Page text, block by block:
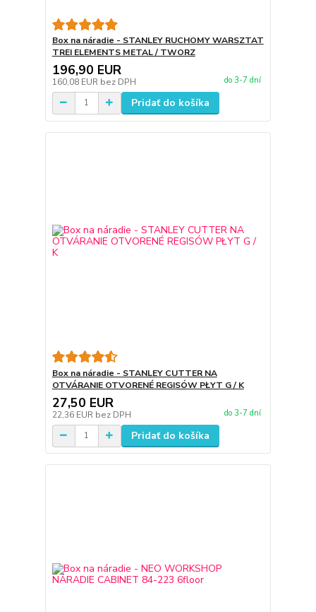
Box na náradie - STANLEY RUCHOMY WARSZTAT
TREI ELEMENTS METAL / TWORZ
196,90 EUR
160,08 EUR bez DPH do 3-7 dní
Pridať do košíka
Box na náradie - STANLEY CUTTER NA
OTVÁRANIE OTVORENÉ REGISÓW PŁYT G / K
27,50 EUR
22,36 EUR bez DPH do 3-7 dní
Pridať do košíka